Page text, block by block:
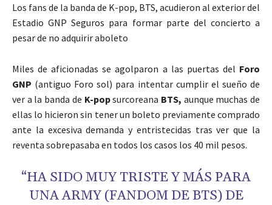
Los fans de la banda de K-pop, BTS, acudieron al exterior del
Estadio GNP Seguros para formar parte del concierto a
pesar de no adquirir aboleto
Miles de aficionadas se agolparon a las puertas del Foro
GNP (antiguo Foro sol) para intentar cumplir el sueño de
ver a la banda de K-popsurcoreana BTS, aunque muchas de
ellas lo hicieron sin tener un boleto previamente comprado
ante la excesiva demanda y entristecidas tras ver que la
reventa sobrepasaba en todos los casos los 40 mil pesos.
“HA SIDO MUY TRISTE Y MÁS PARA
UNA ARMY (FANDOM DE BTS) DE